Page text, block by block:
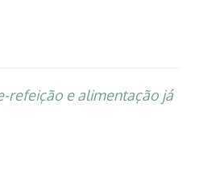
refeição e alimentação já